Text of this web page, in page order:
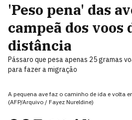
'Peso pena' das
campeã dos voos
distância
Pássaro que pesa apenas 25 gramas
para fazer a migração
A pequena ave faz o caminho de ida e volta
(AFP/Arquivo / Fayez Nureldine)